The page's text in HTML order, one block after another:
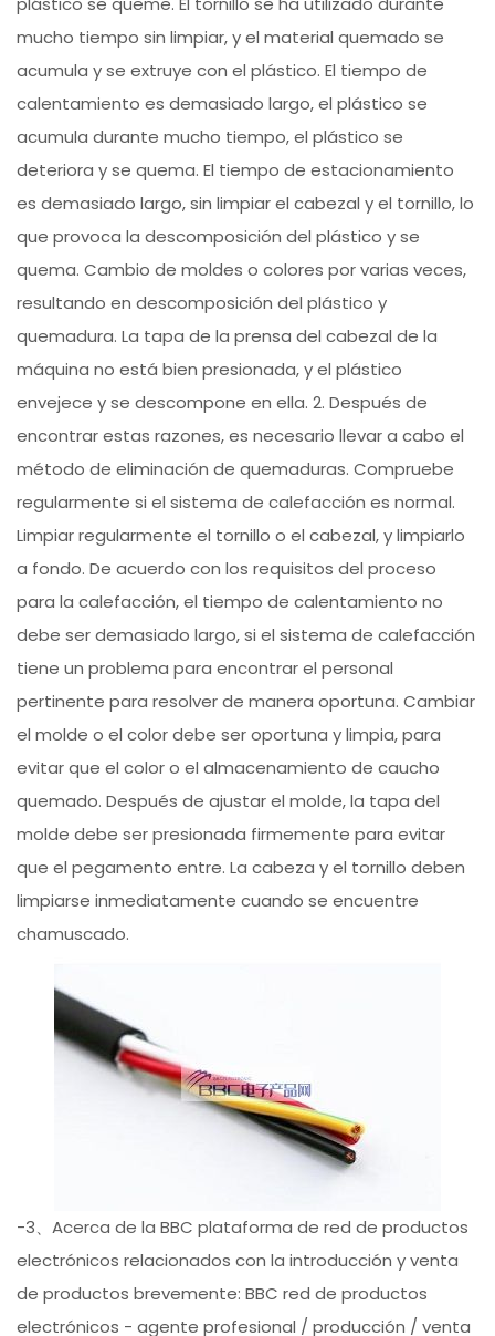
mucho tiempo sin limpiar, y el material quemado se
acumula y se extruye con el plástico. El tiempo de
calentamiento es demasiado largo, el plástico se
acumula durante mucho tiempo, el plástico se
deteriora y se quema. El tiempo de estacionamiento
es demasiado largo, sin limpiar el cabezal y el tornillo, lo
que provoca la descomposición del plástico y se
quema. Cambio de moldes o colores por varias veces,
resultando en descomposición del plástico y
quemadura. La tapa de la prensa del cabezal de la
máquina no está bien presionada, y el plástico
envejece y se descompone en ella. 2. Después de
encontrar estas razones, es necesario llevar a cabo el
método de eliminación de quemaduras. Compruebe
regularmente si el sistema de calefacción es normal.
Limpiar regularmente el tornillo o el cabezal, y limpiarlo
a fondo. De acuerdo con los requisitos del proceso
para la calefacción, el tiempo de calentamiento no
debe ser demasiado largo, si el sistema de calefacción
tiene un problema para encontrar el personal
pertinente para resolver de manera oportuna. Cambiar
el molde o el color debe ser oportuna y limpia, para
evitar que el color o el almacenamiento de caucho
quemado. Después de ajustar el molde, la tapa del
molde debe ser presionada firmemente para evitar
que el pegamento entre. La cabeza y el tornillo deben
limpiarse inmediatamente cuando se encuentre
chamuscado.
-3、Acerca de la BBC plataforma de red de productos
electrónicos relacionados con la introducción y venta
de productos brevemente: BBC red de productos
electrónicos - agente profesional / producción / venta